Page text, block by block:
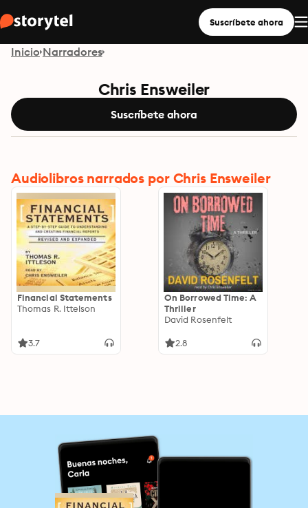
Suscríbete ahora
Inicio Narradores
Chris Ensweiler
Suscríbete ahora
Audiolibros narrados por Chris Ensweiler
Financial Statements
Thomas R. Ittelson
3.7
On Borrowed Time: A
Thriller
David Rosenfelt
2.8